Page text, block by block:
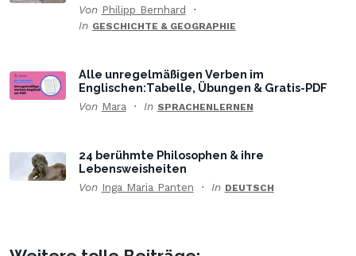
Von Philipp Bernhard
In GESCHICHTE & GEOGRAPHIE
Alle unregelmäßigen Verben im
Englischen:Tabelle, Übungen & Gratis-PDF
Von Mara In SPRACHENLERNEN
24 berühmte Philosophen & ihre
Lebensweisheiten
Von Inga Maria Panten In DEUTSCH